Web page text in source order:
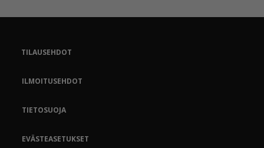
TILAUSEHDOT
ILMOITUSEHDOT
TIETOSUOJA
EVÄSTEASETUKSET